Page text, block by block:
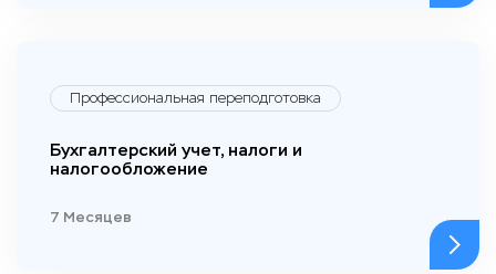
Профессиональная переподготовка
Бухгалтерский учет, налоги и
налогообложение
7 Месяцев